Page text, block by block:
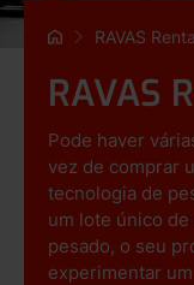
RAVAS
RAVAS
Pode haver
vez de comprar
tecnologia de
um lote único
pesado, o seu
experimentar